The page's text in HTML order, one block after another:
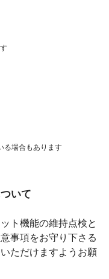
る場合もあります
いて
ト機能の維持点検と
事項をお守り下さる
ただけますようお願